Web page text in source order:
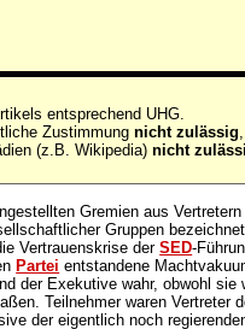
entsprechend UHG.
Zustimmungnicht zulässig
(z.B. Wikipedia)nicht
Gremien aus Vertretern
Gruppen
Vertrauenskrise derSED-
Partei entstandene
der Exekutive wahr, obwohl sie
Teilnehmer waren Vertreter
der eigentlich noch